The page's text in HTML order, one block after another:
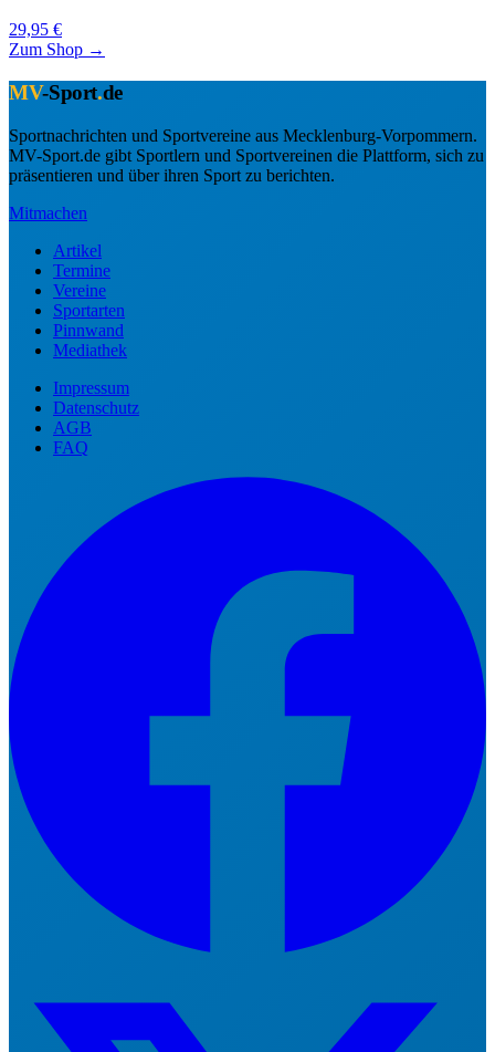
29,95 €
Zum Shop →
MV-Sport.de
Sportnachrichten und Sportvereine aus Mecklenburg-Vorpommern.
MV-Sport.de gibt Sportlern und Sportvereinen die Plattform, sich zu
präsentieren und über ihren Sport zu berichten.
Mitmachen
Artikel
Termine
Vereine
Sportarten
Pinnwand
Mediathek
Impressum
Datenschutz
AGB
FAQ